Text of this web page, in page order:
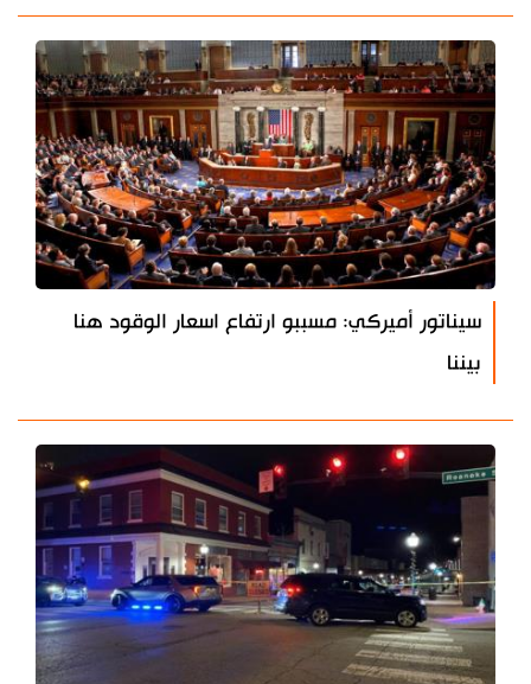
سيناتور أميركي: مسببو ارتفاع اسعار الوقود هنا
بيننا